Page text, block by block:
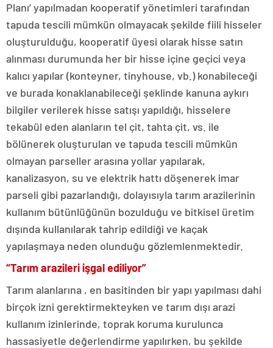
Planı’ yapılmadan kooperatif yönetimleri tarafından
tapuda tescili mümkün olmayacak şekilde fiili hisseler
oluşturulduğu, kooperatif üyesi olarak hisse satın
alınması durumunda her bir hisse içine geçici veya
kalıcı yapılar (konteyner, tinyhouse, vb.) konabileceği
ve burada konaklanabileceği şeklinde kanuna aykırı
bilgiler verilerek hisse satışı yapıldığı, hisselere
tekabül eden alanların tel çit, tahta çit, vs. ile
bölünerek oluşturulan ve tapuda tescili mümkün
olmayan parseller arasına yollar yapılarak,
kanalizasyon, su ve elektrik hattı döşenerek imar
parseli gibi pazarlandığı, dolayısıyla tarım arazilerinin
kullanım bütünlüğünün bozulduğu ve bitkisel üretim
dışında kullanılarak tahrip edildiği ve kaçak
yapılaşmaya neden olunduğu gözlemlenmektedir.
“Tarım arazileri işgal ediliyor”
Tarım alanlarına , en basitinden bir yapı yapılması dahi
birçok izni gerektirmekteyken ve tarım dışı arazi
kullanım izinlerinde, toprak koruma kurulunca
hassasiyetle değerlendirme yapılırken, bu şekilde